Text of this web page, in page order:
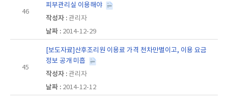
46
피부관리실 이용해야
관리자
2014-12-29
45
[보도자료]산후조리원 이용료 가격 천차만별이고, 이용 요금
정보 공개 미흡
관리자
2014-12-12